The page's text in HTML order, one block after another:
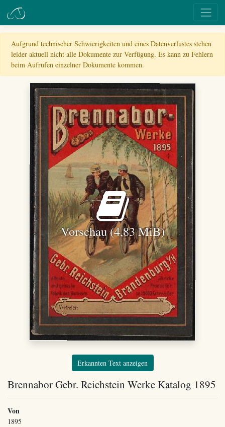
Aufgrund technischer Schwierigkeiten und eines Datenverlustes stehen
leider aktuell nicht alle Dokumente zur Verfügung. Es kann zu Fehlern
beim Aufrufen einzelner Dokumente kommen.
Vorschau (4,83 MiB)
Erkannten Text anzeigen
Brennabor Gebr. Reichstein Werke Katalog 1895
Von
1895